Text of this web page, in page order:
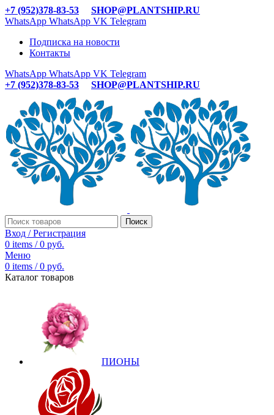
+7 (952)378-83-53
SHOP@PLANTSHIP.RU
WhatsApp WhatsApp VK Telegram
Подписка на новости
Контакты
WhatsApp WhatsApp VK Telegram
+7 (952)378-83-53
SHOP@PLANTSHIP.RU
Поиск
Вход / Регистрация
0 items / 0 руб.
Меню
0 items / 0 руб.
Каталог товаров
ПИОНЫ